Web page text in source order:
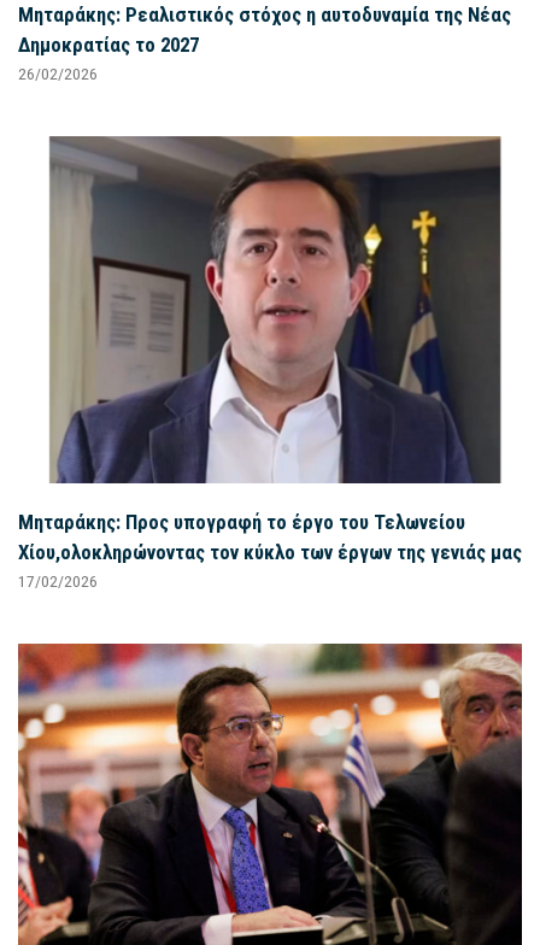
Μηταράκης: Ρεαλιστικός στόχος η αυτοδυναμία της Νέας
Δημοκρατίας το 2027
26/02/2026
Μηταράκης: Προς υπογραφή το έργο του Τελωνείου
Χίου,ολοκληρώνοντας τον κύκλο των έργων της γενιάς μας
17/02/2026